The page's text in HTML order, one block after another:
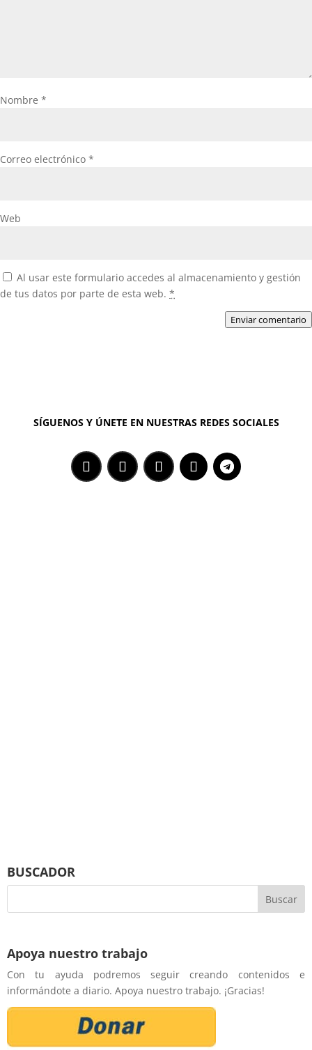
Nombre *
Correo electrónico *
Web
Al usar este formulario accedes al almacenamiento y gestión
de tus datos por parte de esta web. *
Enviar comentario
SÍGUENOS Y ÚNETE EN NUESTRAS REDES SOCIALES
BUSCADOR
Apoya nuestro trabajo
Con tu ayuda podremos seguir creando contenidos e
informándote a diario. Apoya nuestro trabajo. ¡Gracias!